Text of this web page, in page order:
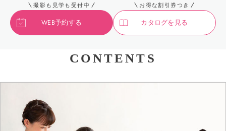
撮影も見学も受付中
WEB予約する
お得な割引券つき
カタログを見る
CONTENTS